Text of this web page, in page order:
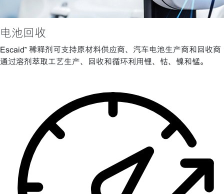
电池回收
Escaid™ 稀释剂可支持原材料供应商、汽车电池生产商和回收商
通过溶剂萃取工艺生产、回收和循环利用锂、钴、镍和锰。